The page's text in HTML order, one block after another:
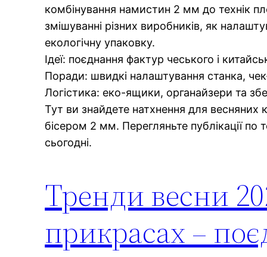
комбінування намистин 2 мм до технік
змішуванні різних виробників, як
екологічну упаковку.
Ідеї: поєднання фактур чеського і
Поради: швидкі налаштування станка,
Логістика: еко-ящики, органайзери та
Тут ви знайдете натхнення для весняних
бісером 2 мм. Перегляньте публікації
сьогодні.
Тренди весни
прикрасах –